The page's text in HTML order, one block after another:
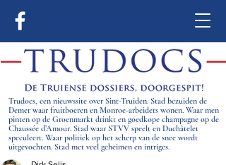
Trudocs, een nieuwssite over Sint-Truiden. Stad bezuiden de
Demer waar fruitboeren en Monroe-arbeiders wonen. Waar men
pinten op de Groenmarkt drinkt en goedkope champagne op de
Chaussée d’Amour. Stad waar STVV speelt en Duchâtelet
speculeert. Waar politiek op het scherp van de snee wordt
uitgevochten. Stad met veel geheimen en intriges.